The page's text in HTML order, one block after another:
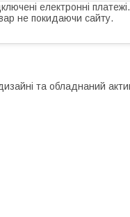
електронні
не покидаючи сайту.
та обладнаний